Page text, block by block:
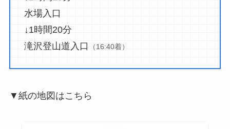
水場入口
↓1時間20分
滝沢登山道入口
（16:40着）
▼紙の地図はこちら